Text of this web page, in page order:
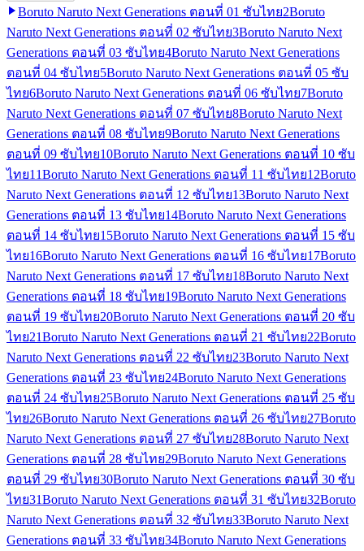
Boruto Naruto Next Generations ตอนที่ 01 ซับไทย2Boruto
Naruto Next Generations ตอนที่ 02 ซับไทย3Boruto Naruto Next
Generations ตอนที่ 03 ซับไทย4Boruto Naruto Next Generations
ตอนที่ 04 ซับไทย5Boruto Naruto Next Generations ตอนที่ 05 ซับ
ไทย6Boruto Naruto Next Generations ตอนที่ 06 ซับไทย7Boruto
Naruto Next Generations ตอนที่ 07 ซับไทย8Boruto Naruto Next
Generations ตอนที่ 08 ซับไทย9Boruto Naruto Next Generations
ตอนที่ 09 ซับไทย10Boruto Naruto Next Generations ตอนที่ 10 ซับ
ไทย11Boruto Naruto Next Generations ตอนที่ 11 ซับไทย12Boruto
Naruto Next Generations ตอนที่ 12 ซับไทย13Boruto Naruto Next
Generations ตอนที่ 13 ซับไทย14Boruto Naruto Next Generations
ตอนที่ 14 ซับไทย15Boruto Naruto Next Generations ตอนที่ 15 ซับ
ไทย16Boruto Naruto Next Generations ตอนที่ 16 ซับไทย17Boruto
Naruto Next Generations ตอนที่ 17 ซับไทย18Boruto Naruto Next
Generations ตอนที่ 18 ซับไทย19Boruto Naruto Next Generations
ตอนที่ 19 ซับไทย20Boruto Naruto Next Generations ตอนที่ 20 ซับ
ไทย21Boruto Naruto Next Generations ตอนที่ 21 ซับไทย22Boruto
Naruto Next Generations ตอนที่ 22 ซับไทย23Boruto Naruto Next
Generations ตอนที่ 23 ซับไทย24Boruto Naruto Next Generations
ตอนที่ 24 ซับไทย25Boruto Naruto Next Generations ตอนที่ 25 ซับ
ไทย26Boruto Naruto Next Generations ตอนที่ 26 ซับไทย27Boruto
Naruto Next Generations ตอนที่ 27 ซับไทย28Boruto Naruto Next
Generations ตอนที่ 28 ซับไทย29Boruto Naruto Next Generations
ตอนที่ 29 ซับไทย30Boruto Naruto Next Generations ตอนที่ 30 ซับ
ไทย31Boruto Naruto Next Generations ตอนที่ 31 ซับไทย32Boruto
Naruto Next Generations ตอนที่ 32 ซับไทย33Boruto Naruto Next
Generations ตอนที่ 33 ซับไทย34Boruto Naruto Next Generations